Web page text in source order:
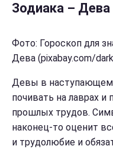
Зодиака – Дева
Фото: Гороскоп для
Дева (pixabay.com/
Девы в наступающем
почивать на лаврах
прошлых трудов.
наконец-то оценит
и трудолюбие и